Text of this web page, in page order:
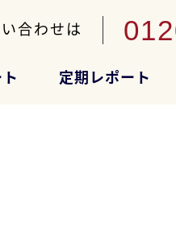
合わせは
定期レポート